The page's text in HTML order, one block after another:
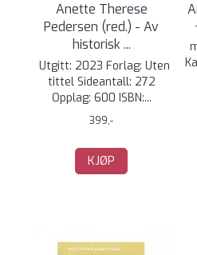
Anette Therese
Pedersen (red.) - Av
historisk ...
Utgitt: 2023 Forlag: Uten
tittel Sideantall: 272
Opplag: 600 ISBN:...
399,-
KJØP